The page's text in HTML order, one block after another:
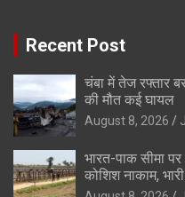
Recent Post
चंबा में तेज रफ्तार
की मौत कई घायल
August 8, 2026
भारत-पाक सीमा
कोशिश नाकाम,